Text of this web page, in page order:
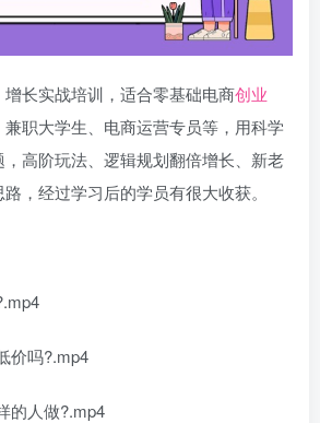
长实战培训，适合零基础电商创业
职大学生、电商运营专员等，用科学
高阶玩法、逻辑规划翻倍增长、新老
，经过学习后的学员有很大收获。
价吗?.mp4
的人做?.mp4